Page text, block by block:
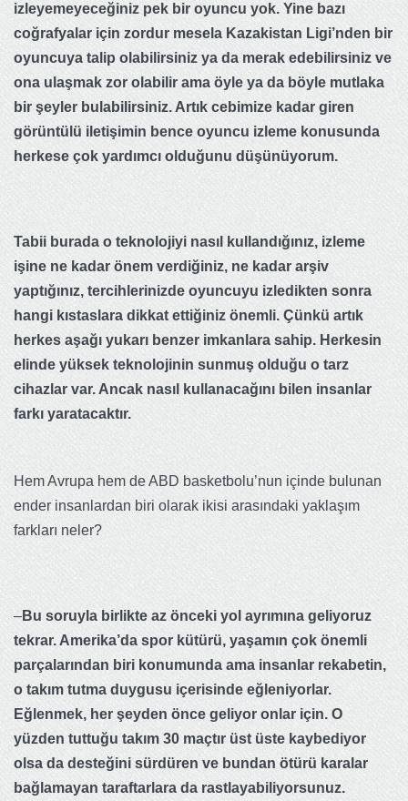
izleyemeyeceğiniz pek bir oyuncu yok. Yine bazı
coğrafyalar için zordur mesela Kazakistan Ligi’nden bir
oyuncuya talip olabilirsiniz ya da merak edebilirsiniz ve
ona ulaşmak zor olabilir ama öyle ya da böyle mutlaka
bir şeyler bulabilirsiniz. Artık cebimize kadar giren
görüntülü iletişimin bence oyuncu izleme konusunda
herkese çok yardımcı olduğunu düşünüyorum.
Tabii burada o teknolojiyi nasıl kullandığınız, izleme
işine ne kadar önem verdiğiniz, ne kadar arşiv
yaptığınız, tercihlerinizde oyuncuyu izledikten sonra
hangi kıstaslara dikkat ettiğiniz önemli. Çünkü artık
herkes aşağı yukarı benzer imkanlara sahip. Herkesin
elinde yüksek teknolojinin sunmuş olduğu o tarz
cihazlar var. Ancak nasıl kullanacağını bilen insanlar
farkı yaratacaktır.
Hem Avrupa hem de ABD basketbolu’nun içinde bulunan
ender insanlardan biri olarak ikisi arasındaki yaklaşım
farkları neler?
–Bu soruyla birlikte az önceki yol ayrımına geliyoruz
tekrar. Amerika’da spor kütürü, yaşamın çok önemli
parçalarından biri konumunda ama insanlar rekabetin,
o takım tutma duygusu içerisinde eğleniyorlar.
Eğlenmek, her şeyden önce geliyor onlar için. O
yüzden tuttuğu takım 30 maçtır üst üste kaybediyor
olsa da desteğini sürdüren ve bundan ötürü karalar
bağlamayan taraftarlara da rastlayabiliyorsunuz.